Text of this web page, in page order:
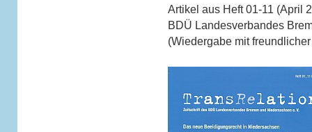
Artikel aus Heft 01-11 (April
BDÜ Landesverbandes
(Wiedergabe mit